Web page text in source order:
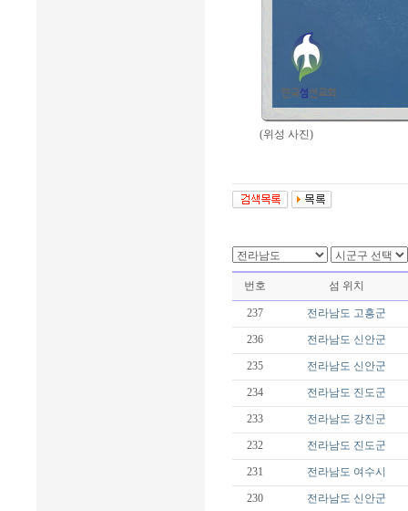
(위성 사진)
번호 섬 위치
237 전라남도 고흥군
236 전라남도 신안군
235 전라남도 신안군
234 전라남도 진도군
233 전라남도 강진군
232 전라남도 진도군
231 전라남도 여수시
230 전라남도 신안군